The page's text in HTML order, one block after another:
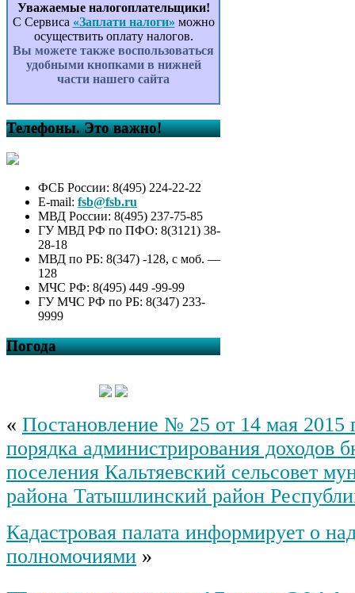
Уважаемые налогоплательщики!
С Сервиса «Заплати налоги» можно
осуществить оплату налогов.
Вы можете также воспользоваться
удобными кнопками в нижней
части нашего сайта
Телефоны. Это важно!
ФСБ России: 8(495) 224-22-22
E-mail: fsb@fsb.ru
МВД России: 8(495) 237-75-85
ГУ МВД РФ по ПФО: 8(3121) 38-
28-18
МВД по РБ: 8(347) -128, с моб. —
128
МЧС РФ: 8(495) 449 -99-99
ГУ МЧС РФ по РБ: 8(347) 233-
9999
Погода
« Постановление № 25 от 14 мая 2015
порядка администрирования доходов
поселения Кальтяевский сельсовет
района Татышлинский район
Кадастровая палата информирует о
полномочиями »